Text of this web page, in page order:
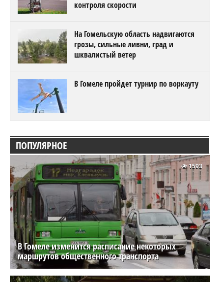
контроля скорости
На Гомельскую область надвигаются
грозы, сильные ливни, град и
шквалистый ветер
В Гомеле пройдет турнир по воркауту
ПОПУЛЯРНОЕ
В Гомеле изменится расписание некоторых
маршрутов общественного транспорта
1593